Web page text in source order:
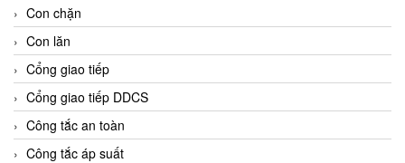
Con chặn
Con lăn
Cổng giao tiếp
Cổng giao tiếp DDCS
Công tắc an toàn
Công tắc áp suất